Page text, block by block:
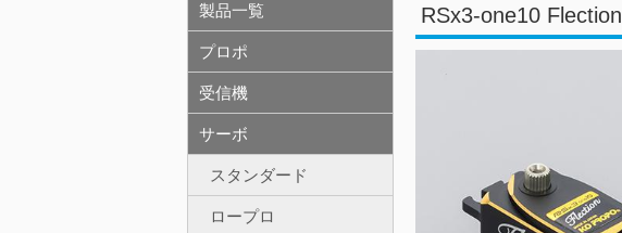
RSx3-one10 Flection
製品一覧
プロポ
受信機
サーボ
スタンダード
ロープロ